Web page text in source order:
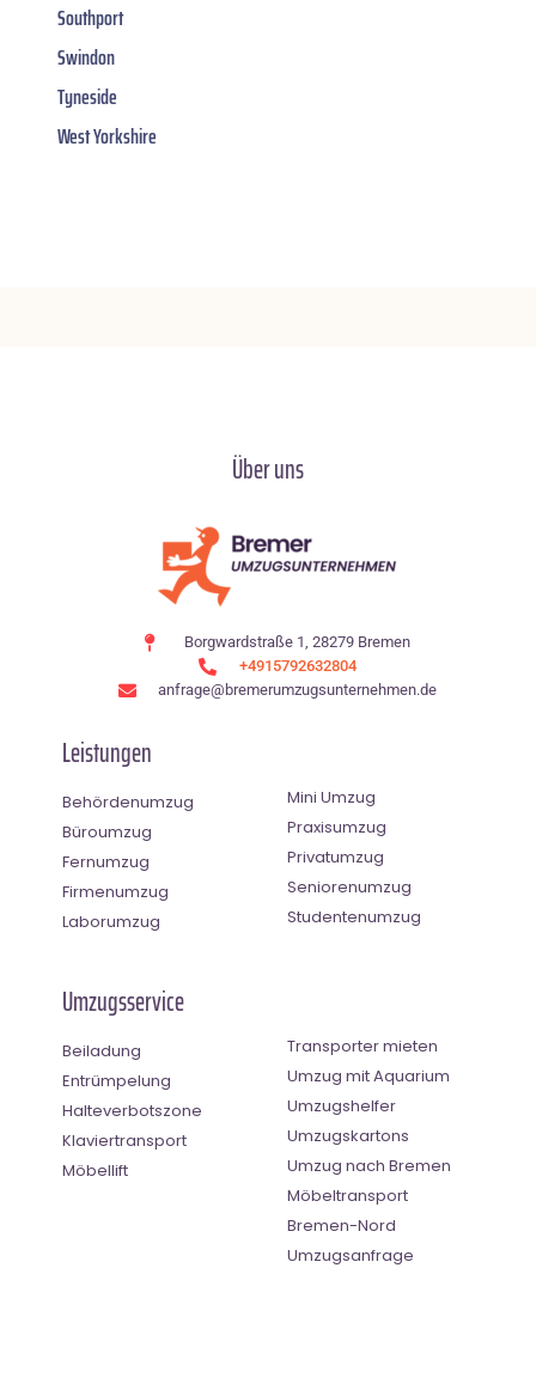
Southport
Swindon
Tyneside
West Yorkshire
Über uns
Borgwardstraße 1, 28279 Bremen
+4915792632804
anfrage@bremerumzugsunternehmen.de
Leistungen
Behördenumzug
Büroumzug
Fernumzug
Firmenumzug
Laborumzug
Mini Umzug
Praxisumzug
Privatumzug
Seniorenumzug
Studentenumzug
Umzugsservice
Beiladung
Entrümpelung
Halteverbotszone
Klaviertransport
Möbellift
Transporter mieten
Umzug mit Aquarium
Umzugshelfer
Umzugskartons
Umzug nach Bremen
Möbeltransport
Bremen-Nord
Umzugsanfrage